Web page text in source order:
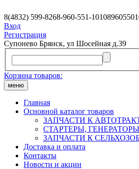
8(4832) 599-8268-960-551-1010
Вход
Регистрация
Супонево Брянск, ул Шосейная д.39
Корзина товаров:
меню
Главная
Основной каталог товаров
ЗАПЧАСТИ К
СТАРТЕРЫ,
ЗАПЧАСТИ К
Доставка и оплата
Контакты
Новости и акции